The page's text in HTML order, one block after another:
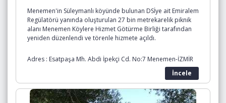
Menemen'in Süleymanlı köyünde bulunan DSİye ait Emiralem
Regülatörü yanında oluşturulan 27 bin metrekarelik piknik
alanı Menemen Köylere Hizmet Götürme Birliği tarafından
yeniden düzenlendi ve törenle hizmete açıldı.
Adres : Esatpaşa Mh. Abdi İpekçi Cd. No:7 Menemen-İZMİR
İncele